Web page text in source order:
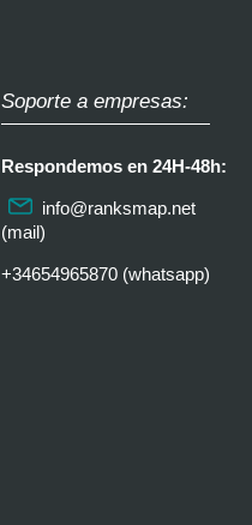
Soporte a empresas:
Respondemos en 24H-48h:
info@ranksmap.net
(mail)
+34654965870 (whatsapp)